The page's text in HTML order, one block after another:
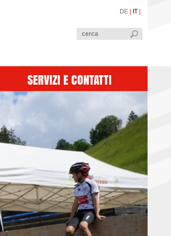
DE IT
SERVIZI E CONTATTI